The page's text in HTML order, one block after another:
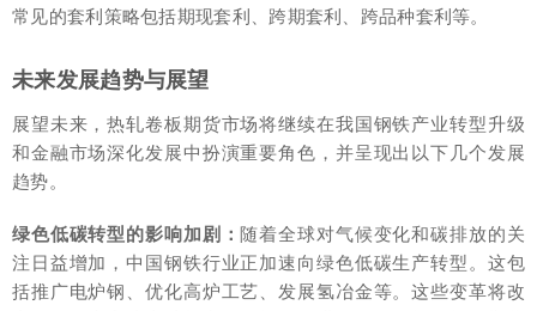
常见的套利策略包括期现套利、跨期套利、跨品种套利等。
未来发展趋势与展望
展望未来，热轧卷板期货市场将继续在我国钢铁产业转型升级
和金融市场深化发展中扮演重要角色，并呈现出以下几个发展
趋势。
绿色低碳转型的影响加剧：随着全球对气候变化和碳排放的关
注日益增加，中国钢铁行业正加速向绿色低碳生产转型。这包
括推广电炉钢、优化高炉工艺、发展氢冶金等。这些变革将改